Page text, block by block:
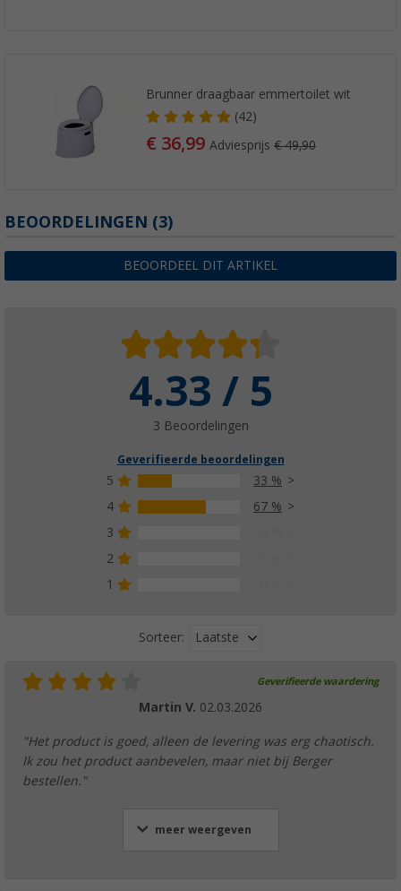
Brunner draagbaar emmertoilet wit
(42)
€ 36,99Adviesprijs€ 49,90
BEOORDELINGEN (3)
BEOORDEEL DIT ARTIKEL
4.33 / 5
3 Beoordelingen
Geverifieerde beoordelingen
5
33 %
4
67 %
3
2
1
Sorteer: Laatste
Geverifieerde waardering
Martin V. 02.03.2026
"Het product is goed, alleen de levering was erg chaotisch.
Ik zou het product aanbevelen, maar niet bij Berger
bestellen."
meer weergeven